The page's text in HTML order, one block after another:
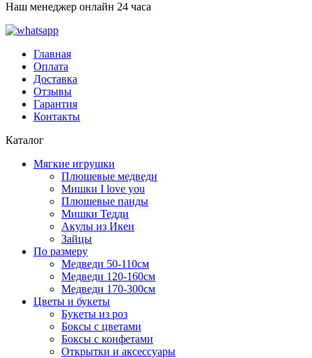
Наш менеджер онлайн 24 часа
Главная
Оплата
Доставка
Отзывы
Гарантия
Контакты
Каталог
Мягкие игрушки
Плюшевые медведи
Мишки I love you
Плюшевые панды
Мишки Тедди
Акулы из Икеи
Зайцы
По размеру
Медведи 50-110см
Медведи 120-160см
Медведи 170-300см
Цветы и букеты
Букеты из роз
Боксы с цветами
Боксы с конфетами
Открытки и аксессуары